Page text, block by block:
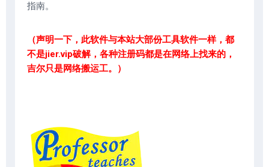
指南。
（声明一下，此软件与本站大部份工具软件一样，都
不是jier.vip破解，各种注册码都是在网络上找来的，
吉尔只是网络搬运工。）